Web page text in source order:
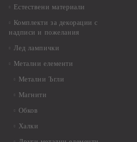
Естествени материали
Комплекти за декорации с
надписи и пожелания
Лед лампички
Метални елементи
Метални Ъгли
Магнити
Обков
Халки